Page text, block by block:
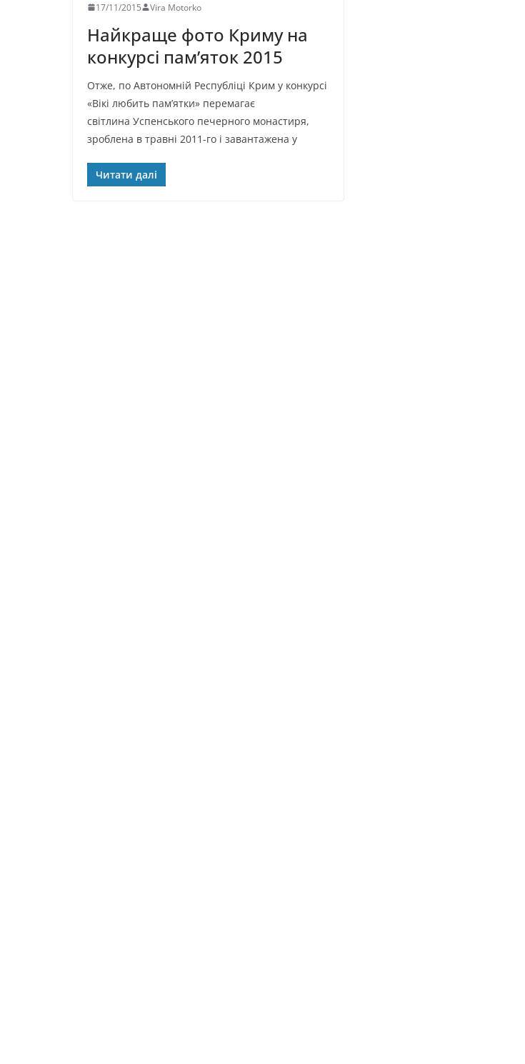
17/11/2015 Vira Motorko
Найкраще фото Криму на
конкурсі пам’яток 2015
Отже, по Автономній Республіці Крим у конкурсі
«Вікі любить пам’ятки» перемагає
світлина Успенського печерного монастиря,
зроблена в травні 2011-го і завантажена у
Читати далі